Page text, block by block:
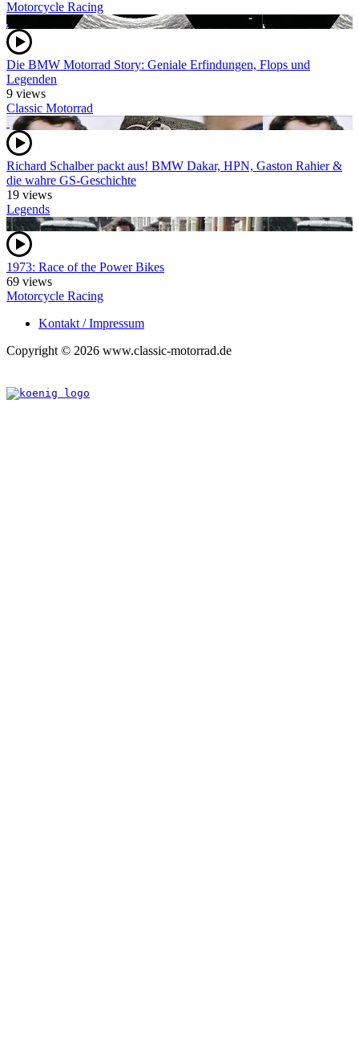
Motorcycle Racing
Die BMW Motorrad Story: Geniale Erfindungen, Flops und
Legenden
9 views
Classic Motorrad
Richard Schalber packt aus! BMW Dakar, HPN, Gaston Rahier &
die wahre GS-Geschichte
19 views
Legends
1973: Race of the Power Bikes
69 views
Motorcycle Racing
Kontakt / Impressum
Copyright © 2026 www.classic-motorrad.de